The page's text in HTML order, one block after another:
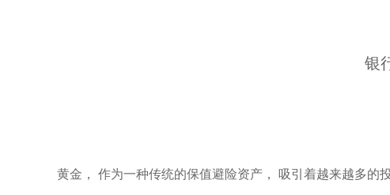
银
黄金， 作为一种传统的保值避险资产， 吸引着越来越多的